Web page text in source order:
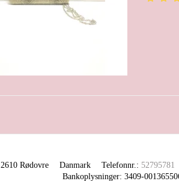
2610 Rødovre Danmark Telefonnr.: 52795781
Bankoplysninger: 3409-